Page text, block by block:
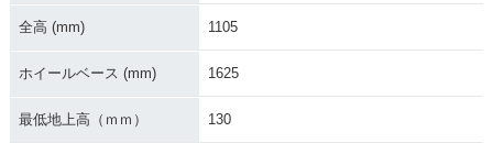
全高 (mm) 1105
ホイールベース (mm) 1625
最低地上高（ｍｍ） 130